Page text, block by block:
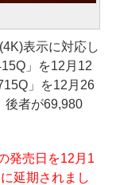
表示に対応し
」を12月12
」を12月26
後者が69,980
発売日を12月1
延期されまし